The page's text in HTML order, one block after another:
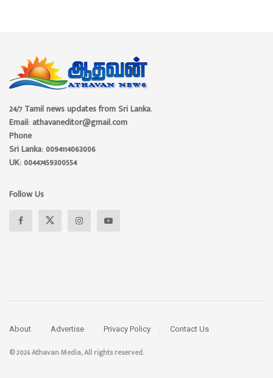
24/7 Tamil news updates from Sri Lanka.
Email: athavaneditor@gmail.com
Phone
Sri Lanka: 0094114063006
UK: 00447459300554
Follow Us
About Advertise Privacy Policy Contact Us
© 2026 Athavan Media, All rights reserved.